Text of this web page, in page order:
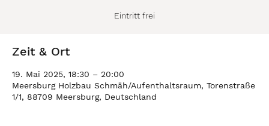
Eintritt frei
Zeit & Ort
19. Mai 2025, 18:30 – 20:00
Meersburg Holzbau Schmäh/Aufenthaltsraum, Torenstraße
1/1, 88709 Meersburg, Deutschland